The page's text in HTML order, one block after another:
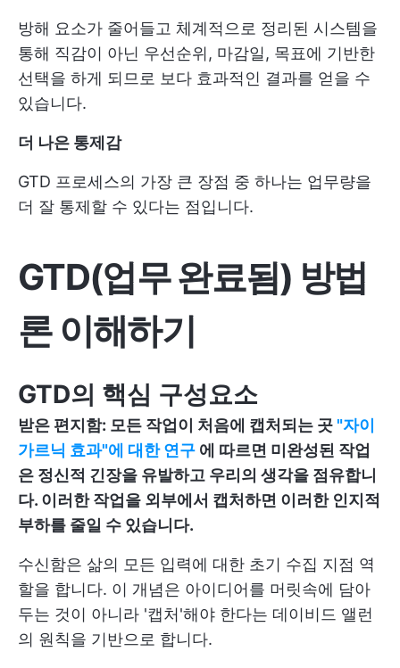
방해 요소가 줄어들고 체계적으로 정리된 시스템을
통해 직감이 아닌 우선순위, 마감일, 목표에 기반한
선택을 하게 되므로 보다 효과적인 결과를 얻을 수
있습니다.
더 나은 통제감
GTD 프로세스의 가장 큰 장점 중 하나는 업무량을
더 잘 통제할 수 있다는 점입니다.
GTD(업무 완료됨) 방법
론 이해하기
GTD의 핵심 구성요소
받은 편지함: 모든 작업이 처음에 캡처되는 곳"자이
가르닉 효과"에 대한 연구 에 따르면 미완성된 작업
은 정신적 긴장을 유발하고 우리의 생각을 점유합니
다. 이러한 작업을 외부에서 캡처하면 이러한 인지적
부하를 줄일 수 있습니다.
수신함은 삶의 모든 입력에 대한 초기 수집 지점 역
할을 합니다. 이 개념은 아이디어를 머릿속에 담아
두는 것이 아니라 '캡처'해야 한다는 데이비드 앨런
의 원칙을 기반으로 합니다.